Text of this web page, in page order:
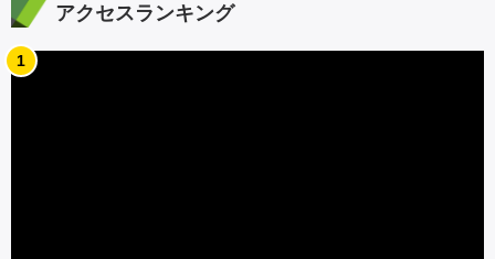
アクセスランキング
1